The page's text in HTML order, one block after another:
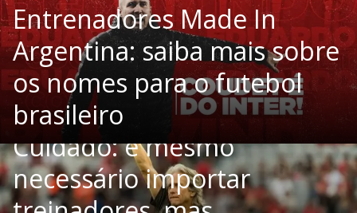
Entrenadores Made In
Argentina: saiba mais sobre
os nomes para o futebol
brasileiro
Cuidado: é mesmo
necessário importar